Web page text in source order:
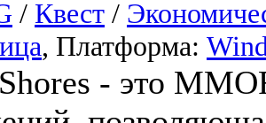
/ Квест /
, Платформа:
- это